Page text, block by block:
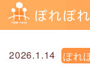
2026.1.14 ぽれ